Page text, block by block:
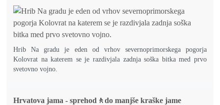
Hrib Na gradu je eden od vrhov severnoprimorskega pogorja
Kolovrat na katerem se je razdivjala zadnja soška bitka med prvo
svetovno vojno.
Hrvatova jama - sprehod🚶do manjše kraške jame